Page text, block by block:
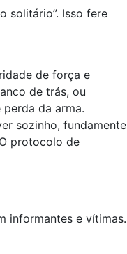
solitário”. Isso fere
de força e
de trás, ou
da arma.
sozinho, fundamente
protocolo de
informantes e vítimas.